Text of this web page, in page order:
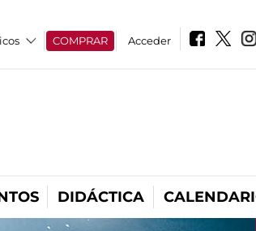
COMPRAR Acceder
DIDÁCTICA